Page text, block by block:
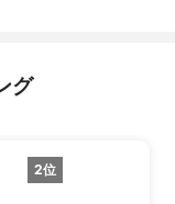
グ
2位